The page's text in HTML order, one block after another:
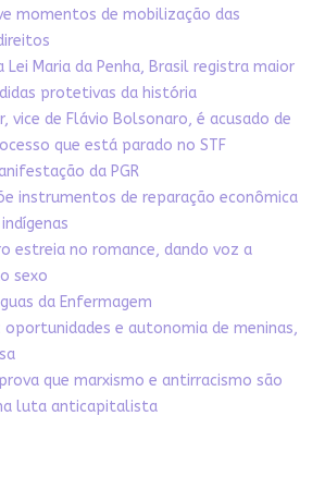
momentos de mobilização das
Lei Maria da Penha, Brasil registra maior
protetivas da história
vice de Flávio Bolsonaro, é acusado de
que está parado no STF
da PGR
instrumentos de reparação econômica
estreia no romance, dando voz a
sexo
da Enfermagem
oportunidades e autonomia de meninas,
que marxismo e antirracismo são
luta anticapitalista